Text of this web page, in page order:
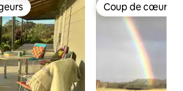
parmi les plus aimésCoup de cœur
Coup de cœur